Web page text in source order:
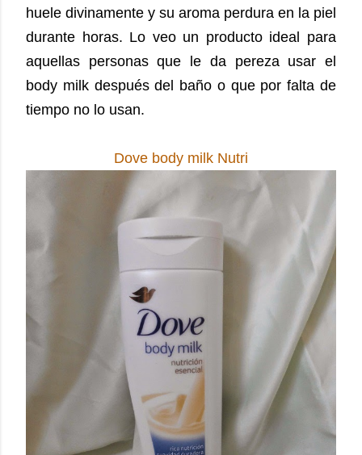
huele divinamente y su aroma perdura en la piel
durante horas. Lo veo un producto ideal para
aquellas personas que le da pereza usar el
body milk después del baño o que por falta de
tiempo no lo usan.
Dove body milk Nutri